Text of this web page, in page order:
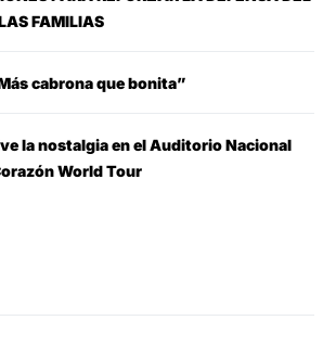
FAMILIAS
cabrona que bonita”
la nostalgia en el Auditorio Nacional
World Tour